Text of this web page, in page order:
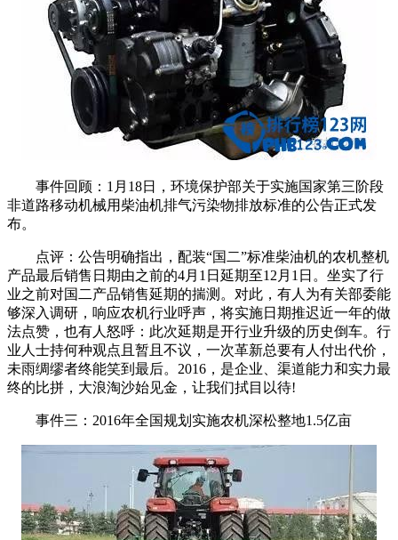
事件回顾：1月18日，环境保护部关于实施国家第三阶段
非道路移动机械用柴油机排气污染物排放标准的公告正式发
布。
点评：公告明确指出，配装“国二”标准柴油机的农机整机
产品最后销售日期由之前的4月1日延期至12月1日。坐实了行
业之前对国二产品销售延期的揣测。对此，有人为有关部委能
够深入调研，响应农机行业呼声，将实施日期推迟近一年的做
法点赞，也有人怒呼：此次延期是开行业升级的历史倒车。行
业人士持何种观点且暂且不议，一次革新总要有人付出代价，
未雨绸缪者终能笑到最后。2016，是企业、渠道能力和实力最
终的比拼，大浪淘沙始见金，让我们拭目以待!
事件三：2016年全国规划实施农机深松整地1.5亿亩